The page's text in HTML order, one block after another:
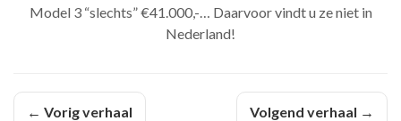
Model 3 “slechts” €41.000,-… Daarvoor vindt u ze niet in
Nederland!
← Vorig verhaal Volgend verhaal →